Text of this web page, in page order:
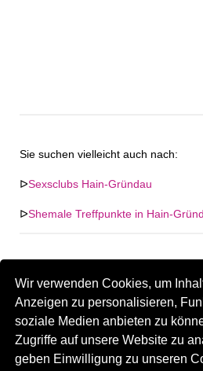
Wir verwenden Cookies, um
Anzeigen zu personalisieren,
soziale Medien anbieten zu
Zugriffe auf unsere Website zu
geben Einwilligung zu unseren
Sie suchen vielleicht auch nach:
ᐅSexsclubs Hain-Gründau
ᐅShemale Treffpunkte in Hain-
Keine Firma in "Hain-Gründau"
von "Hain-Gründau".
223.56 km Gay Treffpunkt
Sind Sie oder kennen Sie eine(n)